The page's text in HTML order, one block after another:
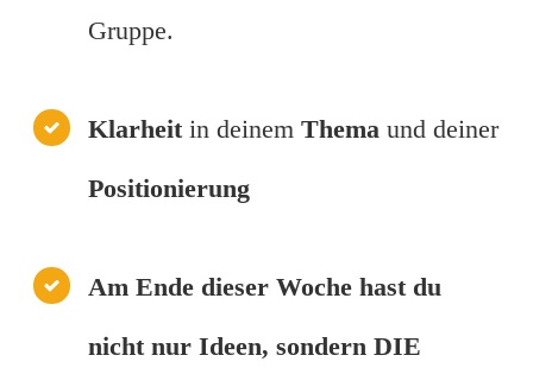
Gruppe.
Klarheitin deinem Thema und deiner
Positionierung
Am Ende dieser Woche hast du
nicht nur Ideen, sondern DIE